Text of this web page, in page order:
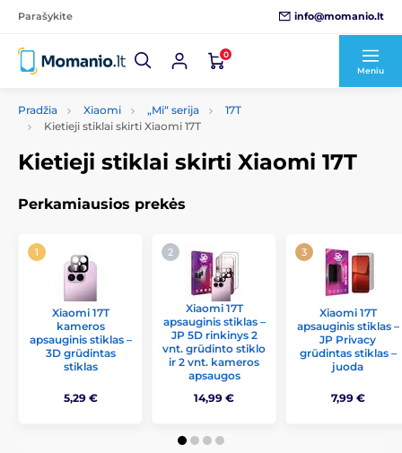
Parašykite info@momanio.lt
0
Meniu
Pradžia Xiaomi „Mi“ serija
17T
Kietieji stiklai skirti Xiaomi 17T
Kietieji stiklai skirti Xiaomi 17T
Perkamiausios prekės
Xiaomi 17T
kameros
apsauginis stiklas –
3D grūdintas
stiklas
5,29 €
Xiaomi 17T
apsauginis stiklas –
JP 5D rinkinys 2
vnt. grūdinto stiklo
ir 2 vnt. kameros
apsaugos
14,99 €
Xiaomi 17T
apsauginis stiklas –
JP Privacy
grūdintas stiklas –
juoda
7,99 €